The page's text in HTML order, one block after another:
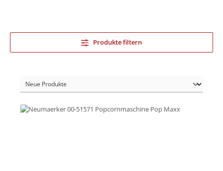
Produkte filtern